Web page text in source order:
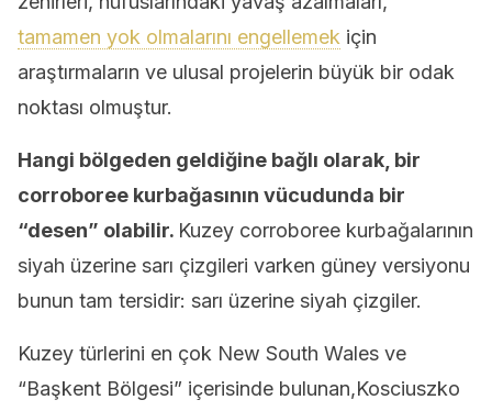
tamamen yok olmalarını engellemek için
araştırmaların ve ulusal projelerin büyük bir odak
noktası olmuştur.
Hangi bölgeden geldiğine bağlı olarak, bir
corroboree kurbağasının vücudunda bir
“desen” olabilir. Kuzey corroboree kurbağalarının
siyah üzerine sarı çizgileri varken güney versiyonu
bunun tam tersidir: sarı üzerine siyah çizgiler.
Kuzey türlerini en çok New South Wales ve
“Başkent Bölgesi” içerisinde bulunan,Kosciuszko